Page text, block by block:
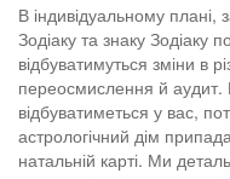
В індивідуальному плані,
Зодіаку та знаку Зодіаку
відбуватимуться зміни в
переосмислення й
відбуватиметься у вас,
астрологічний дім
натальній карті. Ми